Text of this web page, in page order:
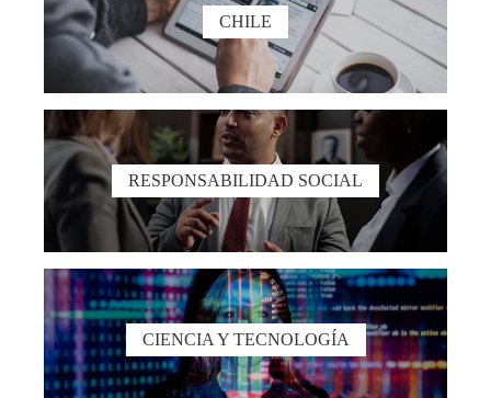
CHILE
RESPONSABILIDAD SOCIAL
CIENCIA Y TECNOLOGÍA